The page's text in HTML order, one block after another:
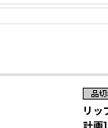
リ